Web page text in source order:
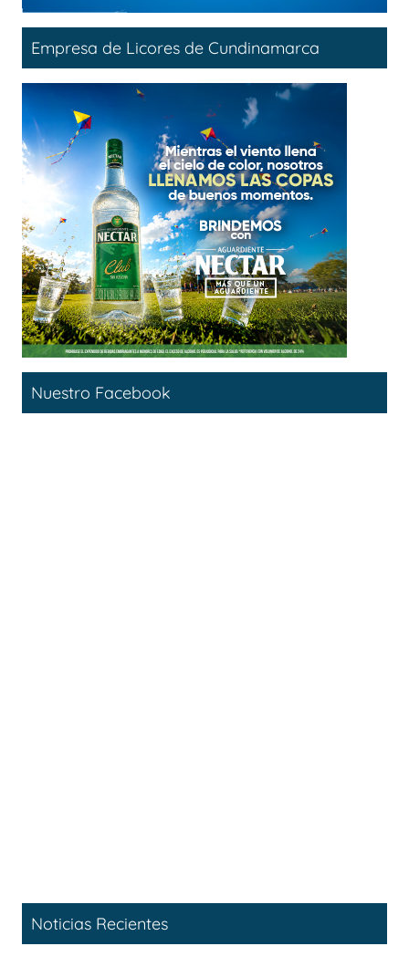
Empresa de Licores de Cundinamarca
Nuestro Facebook
Noticias Recientes